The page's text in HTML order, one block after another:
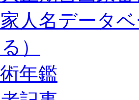
人名データ
）
年鑑